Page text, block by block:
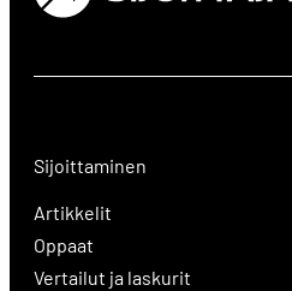
Sijoittaminen
Artikkelit
Oppaat
Vertailut ja laskurit